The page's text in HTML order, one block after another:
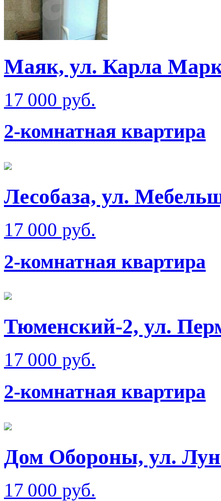
Маяк, ул. Карла
17 000 руб.
2-комнатная квартира
Лесобаза, ул.
17 000 руб.
2-комнатная квартира
Тюменский-2, ул.
17 000 руб.
2-комнатная квартира
Дом Обороны, ул.
17 000 руб.